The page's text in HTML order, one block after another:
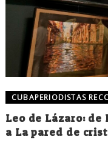
CUBAPERIODISTAS
Leo de Lázaro:
a La pared de